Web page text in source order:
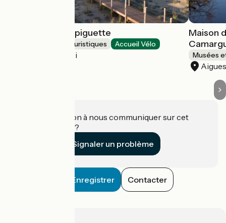
Le Phare de l'Espiguette
Musées et sites touristiques Accueil Vélo
Le Grau-du-Roi
Maison
Musées
Une information à nous communiquer sur cet
établissement ?
Signaler un problème
Enregistrer Contacter